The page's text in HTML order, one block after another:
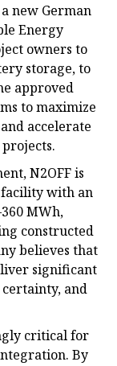
new German
Energy
owners to
storage, to
approved
to maximize
accelerate
N2OFF is
facility with an
MWh,
constructed
believes that
significant
and
critical for
By